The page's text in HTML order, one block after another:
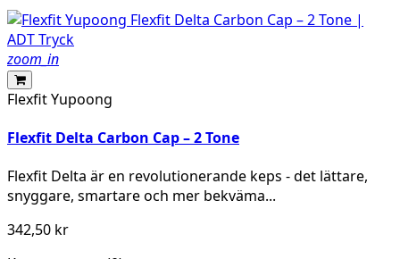
zoom_in
Flexfit Yupoong
Flexfit Delta Carbon Cap – 2 Tone
Flexfit Delta är en revolutionerande keps - det lättare,
snyggare, smartare och mer bekväma...
342,50 kr